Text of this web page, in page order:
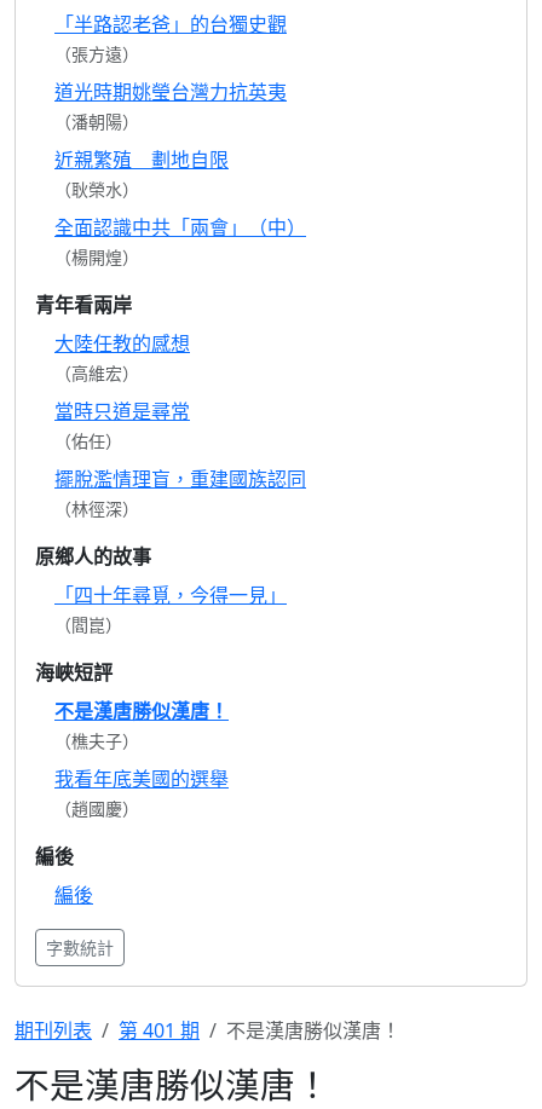
「半路認老爸」的台獨史觀
（張方遠）
道光時期姚瑩台灣力抗英夷
（潘朝陽）
近親繁殖 劃地自限
（耿榮水）
全面認識中共「兩會」（中）
（楊開煌）
青年看兩岸
大陸任教的感想
（高維宏）
當時只道是尋常
（佑任）
擺脫濫情理盲，重建國族認同
（林徑深）
原鄉人的故事
「四十年尋覓，今得一見」
（閻崑）
海峽短評
不是漢唐勝似漢唐！
（樵夫子）
我看年底美國的選舉
（趙國慶）
編後
編後
字數統計
期刊列表 第 401 期 不是漢唐勝似漢唐！
不是漢唐勝似漢唐！